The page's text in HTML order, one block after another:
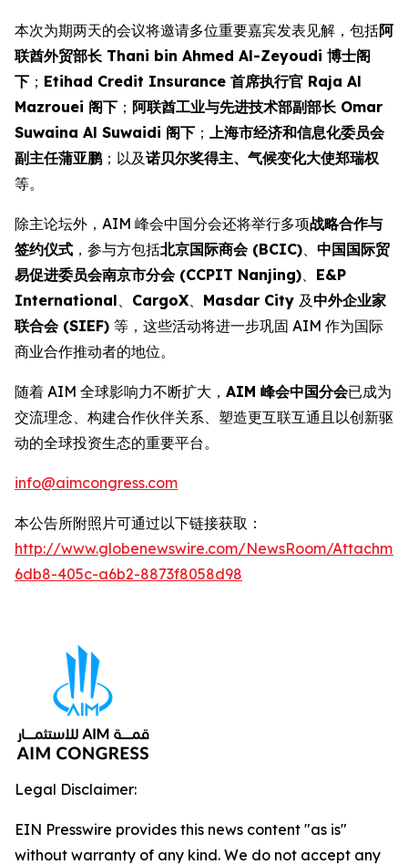
本次为期两天的会议将邀请多位重要嘉宾发表见解，包括阿
联酋外贸部长 Thani bin Ahmed Al-Zeyoudi 博士阁
下 ； Etihad Credit Insurance 首席执行官 Raja Al
Mazrouei 阁下 ； 阿联酋工业与先进技术部副部长 Omar
Suwaina Al Suwaidi 阁下 ； 上海市经济和信息化委员会
副主任蒲亚鹏；以及诺贝尔奖得主、气候变化大使郑瑞权
等。
除主论坛外，AIM 峰会中国分会还将举行多项战略合作与
签约仪式 ，参与方包括北京国际商会 (BCIC)、 中国国际贸
易促进委员会南京市分会 (CCPIT Nanjing)、 E&P
International、 CargoX、 Masdar City 及中外企业家
联合会 (SIEF) 等，这些活动将进一步巩固 AIM 作为国际
商业合作推动者的地位。
随着 AIM 全球影响力不断扩大， AIM 峰会中国分会已成为
交流理念、构建合作伙伴关系、塑造更互联互通且以创新驱
动的全球投资生态的重要平台。
info@aimcongress.com
本公告所附照片可通过以下链接获取：
http://www.globenewswire.com/NewsRoom/
6db8-405c-a6b2-8873f8058d98
Legal Disclaimer:
EIN Presswire provides this news content "as is"
without warranty of any kind. We do not accept any